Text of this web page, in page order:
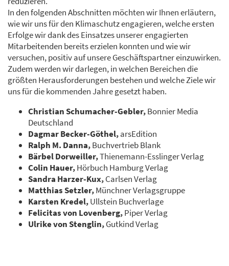
In den folgenden Abschnitten möchten wir Ihnen erläutern,
wie wir uns für den Klimaschutz engagieren, welche ersten
Erfolge wir dank des Einsatzes unserer engagierten
Mitarbeitenden bereits erzielen konnten und wie wir
versuchen, positiv auf unsere Geschäftspartner einzuwirken.
Zudem werden wir darlegen, in welchen Bereichen die
größten Herausforderungen bestehen und welche Ziele wir
uns für die kommenden Jahre gesetzt haben.
Christian Schumacher-Gebler,Bonnier Media
Deutschland
Dagmar Becker-Göthel,arsEdition
Ralph M. Danna,Buchvertrieb Blank
Bärbel Dorweiller,Thienemann-Esslinger Verlag
Colin Hauer,Hörbuch Hamburg Verlag
Sandra Harzer-Kux,Carlsen Verlag
Matthias Setzler,Münchner Verlagsgruppe
Karsten Kredel,Ullstein Buchverlage
Felicitas von Lovenberg,Piper Verlag
Ulrike von Stenglin,Gutkind Verlag